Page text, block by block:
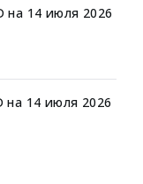
на 14 июля 2026
на 14 июля 2026